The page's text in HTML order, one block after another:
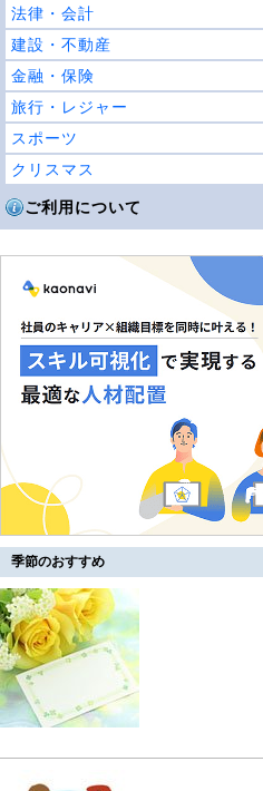
法律・会計
建設・不動産
金融・保険
旅行・レジャー
スポーツ
クリスマス
ご利用について
季節のおすすめ